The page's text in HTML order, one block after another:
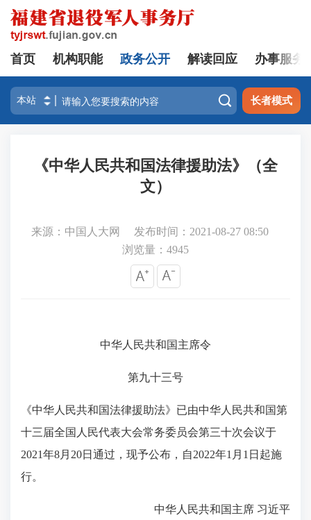
首页 机构职能 政务公开 解读回应 办事服务
 长者模式
《中华人民共和国法律援助法》（全
文）
来源：中国人大网
发布时间：2021-08-27 08:50
浏览量： 4945
中华人民共和国主席令
第九十三号
《中华人民共和国法律援助法》已由中华人民共和国第
十三届全国人民代表大会常务委员会第三十次会议于
2021年8月20日通过，现予公布，自2022年1月1日起施
行。
中华人民共和国主席 习近平